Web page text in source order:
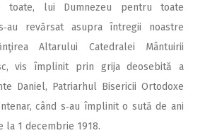
toate, lui Dumnezeu pentru toate
revărsat asupra întregii noastre
Altarului Catedralei Mântuirii
vis împlinit prin grija deosebită a
Daniel, Patriarhul Bisericii Ortodoxe
când s‑au împlinit o sută de ani
la 1 decembrie 1918.